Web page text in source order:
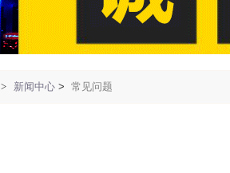
> 新闻中心 > 常见问题